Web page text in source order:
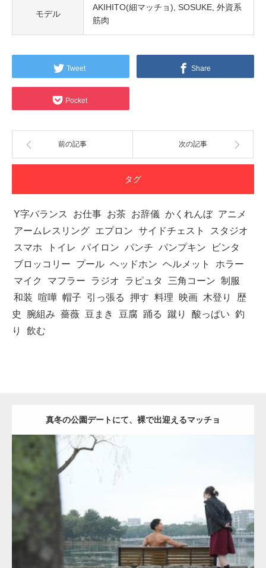
モデル
AKIHITO(細マッチョ) SOSUKE 外資系
筋肉
Tweet Share
Pocket
前の記事 次の記事
タグ
Y字バランス お仕事 お茶 お辞儀 かくれんぼ アニメ
アームレスリング エプロン サイドチェスト
スタジオ
スマホ
トイレ パイロン パンチ パンプキン
ビンタ
ブロッコリー
プール ヘッドホン ヘルメット
ホラー
マイク
マフラー ラジオ ラピュタ 三角コーン 制服
和装
喧嘩 帽子 引っ張る 押す 料理 映画 木登り
歴
史
腕組み 薔薇 豆まき 豆腐 踊る 蹴り 酸っぱい 釣
り
飲む
真冬の公園デートにて、裸で出迎えるマッチョ
公園のマッチョ AKIHITO(細マッチョ) 背中
ダウンロード